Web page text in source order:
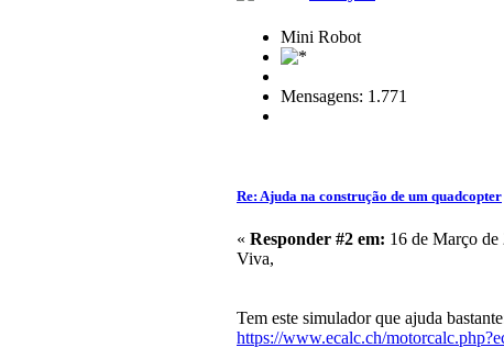
Mini Robot
Mensagens: 1.771
Re: Ajuda na construção de um quadcopter
« Responder #2 em: 16 de Março
Viva,
Tem este simulador que ajuda
https://www.ecalc.ch/